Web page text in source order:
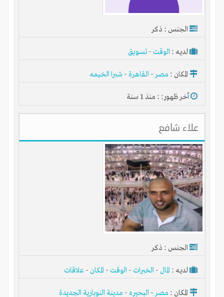
الجنس : ذكر
لديـه : الوقت -تسويق
المكان : مصر- القاهرة - شبرا الخيمه
آخر ظهور: : منذ 1 سنة
علاء شافع
الجنس : ذكر
لديـه : المال - الخبرات - الوقت - المكان - علاقات
المكان : مصر- البحيره - مدينة النوبارية الجديدة